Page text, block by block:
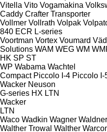
Vitella Vito Vogamakina
Caddy Crafter Transporter
Vollmer Vollrath Volpak
840 ECR L-series
Voortman Vortex Voumard
Solutions WAM WEG WM
HK SP ST
WP Wabama Wachtel
Compact Piccolo I-4 Piccolo I-
Wacker Neuson
G-series HX LTN
Wacker
LTN
Waco Wadkin Wagner Waldner
Walther Trowal Walther